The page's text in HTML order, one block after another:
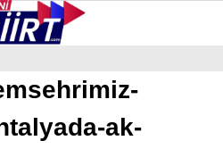
YAZARLARak-